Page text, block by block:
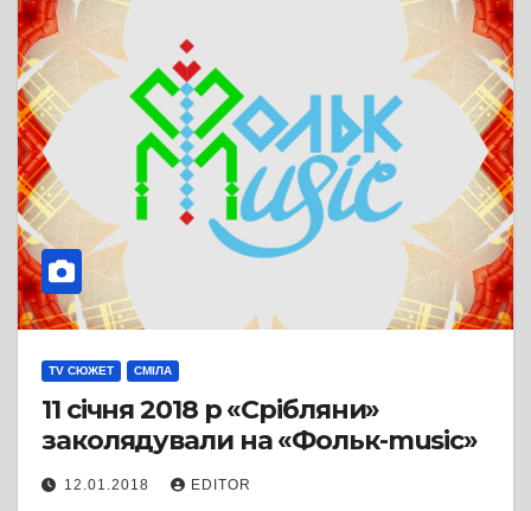
TV СЮЖЕТ СМІЛА
11 січня 2018 р «Срібляни»
заколядували на «Фольк-music»
12.01.2018 EDITOR